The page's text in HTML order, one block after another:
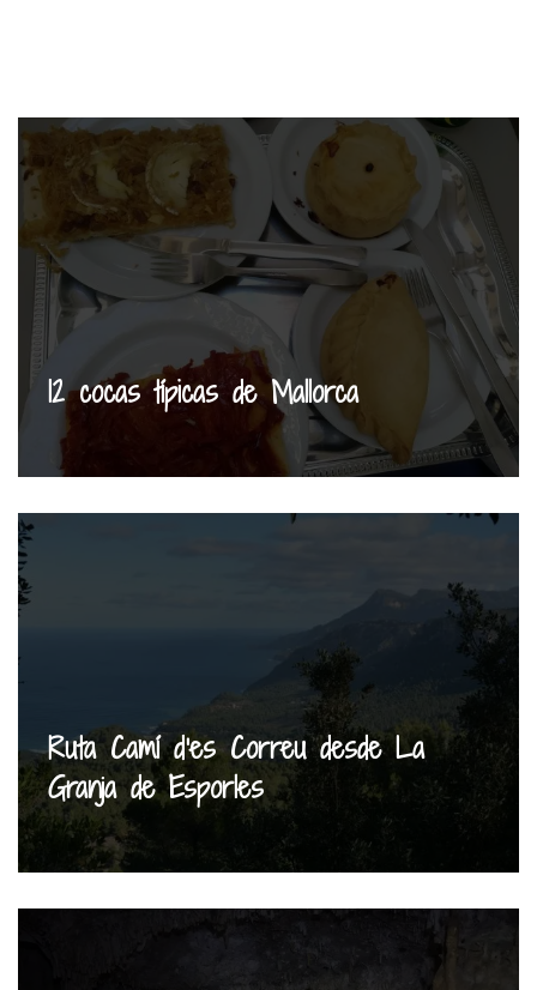
12 cocas típicas de Mallorca
Ruta Camí d’es Correu desde La
Granja de Esporles